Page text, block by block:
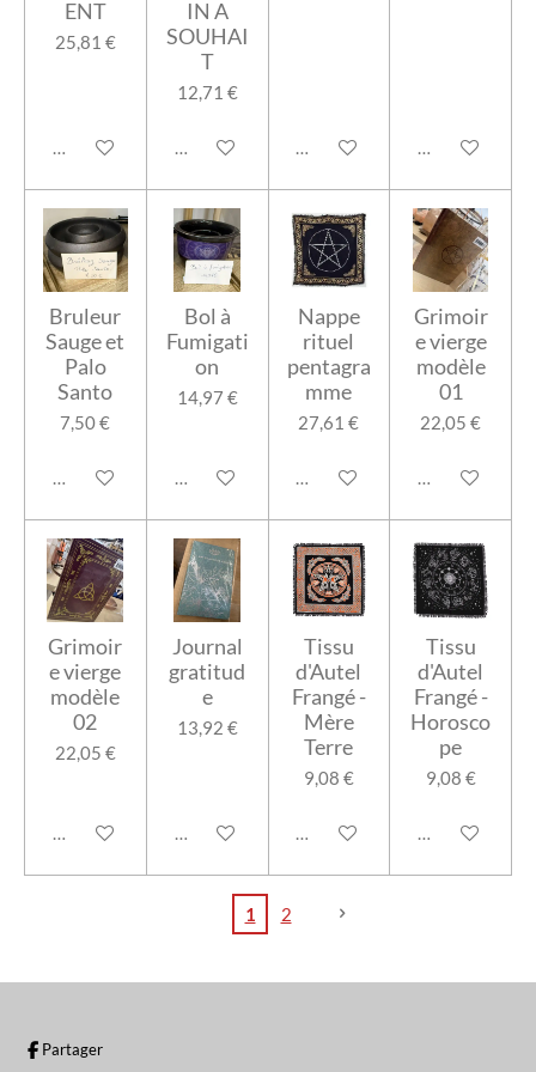
ENT
25,81 €
Ajouter au panier
IN A
SOUHAI
T
12,71 €
Ajouter au panierAjouter au panierAjouter au
Bruleur
Sauge et
Palo
Santo
7,50 €
Ajouter au panier
Bol à
Fumigati
on
14,97 €
Ajouter au panier
Nappe
rituel
pentagra
mme
27,61 €
Ajouter au panier
Grimoir
e vierge
modèle
01
22,05 €
Ajouter au
Grimoir
e vierge
modèle
02
22,05 €
Ajouter au panier
Journal
gratitud
e
13,92 €
Ajouter au panier
Tissu
d'Autel
Frangé -
Mère
Terre
9,08 €
Ajouter au panier
Tissu
d'Autel
Frangé -
Horosco
pe
9,08 €
Ajouter au
1 2
Partager